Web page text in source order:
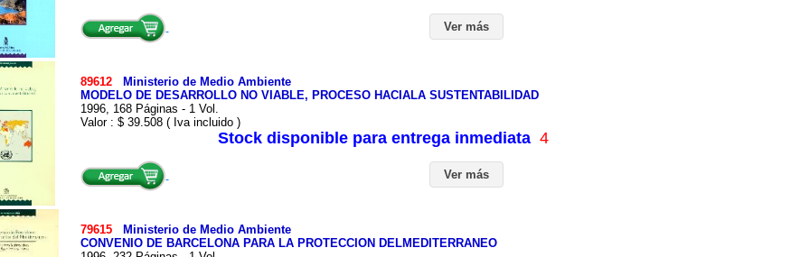
Ver más
89612
Ministerio de Medio Ambiente
MODELO DE DESARROLLO NO VIABLE, PROCESO HACIALA SUSTENTABILIDAD
1996, 168 Páginas - 1 Vol.
Valor : $ 39.508 ( Iva incluido )
Stock disponible para entrega inmediata 4
Ver más
79615
Ministerio de Medio Ambiente
CONVENIO DE BARCELONA PARA LA PROTECCION DELMEDITERRANEO